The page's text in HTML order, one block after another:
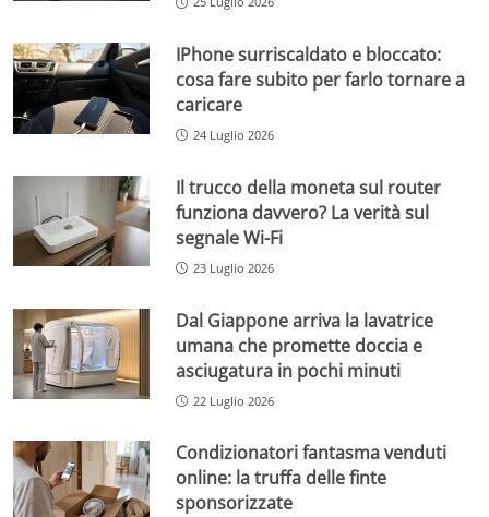
IPhone surriscaldato e bloccato:
cosa fare subito per farlo tornare a
caricare
24 Luglio 2026
Il trucco della moneta sul router
funziona davvero? La verità sul
segnale Wi-Fi
23 Luglio 2026
Dal Giappone arriva la lavatrice
umana che promette doccia e
asciugatura in pochi minuti
22 Luglio 2026
Condizionatori fantasma venduti
online: la truffa delle finte
sponsorizzate